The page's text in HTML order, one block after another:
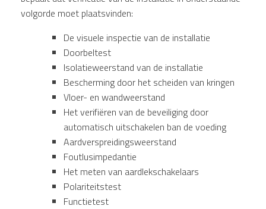
volgorde moet plaatsvinden:
De visuele inspectie van de installatie
Doorbeltest
Isolatieweerstand van de installatie
Bescherming door het scheiden van kringen
Vloer- en wandweerstand
Het verifiëren van de beveiliging door
automatisch uitschakelen ban de voeding
Aardverspreidingsweerstand
Foutlusimpedantie
Het meten van aardlekschakelaars
Polariteitstest
Functietest